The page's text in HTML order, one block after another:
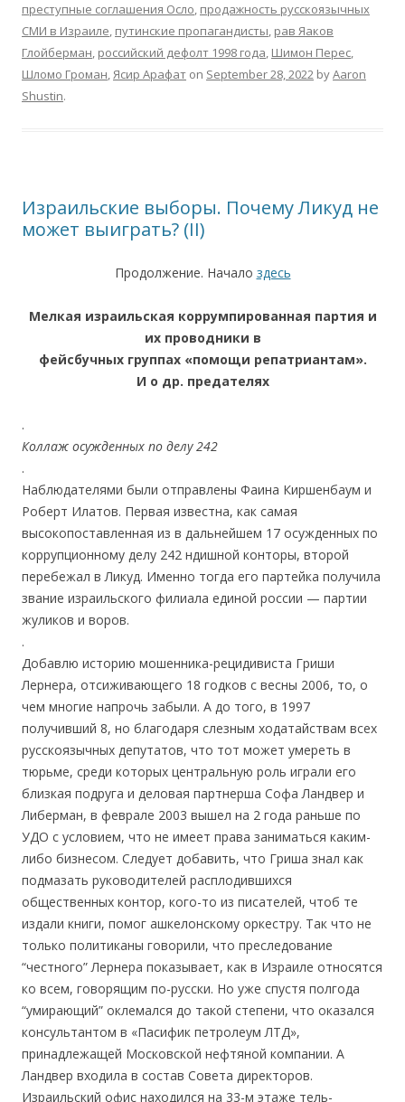
преступные соглашения Осло, продажность русскоязычных
СМИ в Израиле, путинские пропагандисты, рав Яаков
Глойберман, российский дефолт 1998 года, Шимон Перес,
Шломо Громан,Ясир Арафат on September 28, 2022 byAaron
Shustin.
Израильские выборы. Почему Ликуд не
может выиграть? (II)
Продолжение. Начало здесь
Мелкая израильская коррумпированная партия и
их проводники в
фейсбучных группах «помощи репатриантам».
И о др. предателях
.
Коллаж осужденных по делу 242
.
Наблюдателями были отправлены Фаина Киршенбаум и
Роберт Илатов. Первая известна, как самая
высокопоставленная из в дальнейшем 17 осужденных по
коррупционному делу 242 ндишной конторы, второй
перебежал в Ликуд. Именно тогда его партейка получила
звание израильского филиала единой россии — партии
жуликов и воров.
.
Добавлю историю мошенника-рецидивиста Гриши
Лернера, отсиживающего 18 годков с весны 2006, то, о
чем многие напрочь забыли. А до того, в 1997
получивший 8, но благодаря слезным ходатайствам всех
русскоязычных депутатов, что тот может умереть в
тюрьме, среди которых центральную роль играли его
близкая подруга и деловая партнерша Софа Ландвер и
Либерман, в феврале 2003 вышел на 2 года раньше по
УДО с условием, что не имеет права заниматься каким-
либо бизнесом. Следует добавить, что Гриша знал как
подмазать руководителей расплодившихся
общественных контор, кого-то из писателей, чтоб те
издали книги, помог ашкелонскому оркестру. Так что не
только политиканы говорили, что преследование
“честного” Лернера показывает, как в Израиле относятся
ко всем, говорящим по-русски. Но уже спустя полгода
“умирающий” оклемался до такой степени, что оказался
консультантом в «Пасифик петролеум ЛТД»,
принадлежащей Московской нефтяной компании. А
Ландвер входила в состав Совета директоров.
Израильский офис находился на 33-м этаже тель-